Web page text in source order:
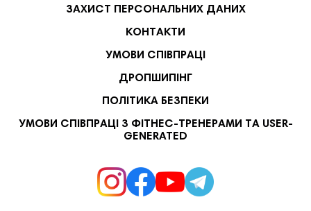
ЗАХИСТ ПЕРСОНАЛЬНИХ ДАНИХ
КОНТАКТИ
УМОВИ СПІВПРАЦІ
ДРОПШИПІНГ
ПОЛІТИКА БЕЗПЕКИ
УМОВИ СПІВПРАЦІ З ФІТНЕС-ТРЕНЕРАМИ ТА USER-
GENERATED